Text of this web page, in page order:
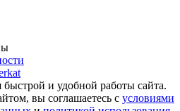
и удобной работы сайта.
вы соглашаетесь с условиями